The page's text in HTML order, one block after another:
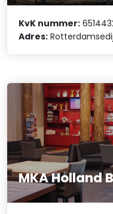
KvK nummer:
Adres:
MKA Holland